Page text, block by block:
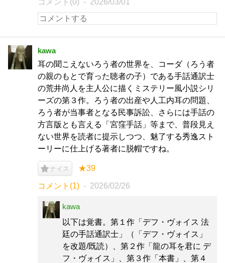
コメント(0) 2026/03/01
kawa
耳の聞こえないろう者の世界を、コーダ（ろう者
の親のもとで育った聴者の子）である手話通訳士
の荒井尚人を主人公に描くミステリー風小説シリ
ーズの第３作。ろう者の出産や人工内耳の問題、
ろう者が当事者となる民事訴訟、さらには手話の
方言版とも言える「宮窪手話」等まで、普段見え
ない世界を読者に提示しつつ、魅了する秀逸スト
ーリーに仕上げる著者に脱帽ですね。
ナイス ★39
コメント(1) 2026/02/26
kawa
以下は覚書。第１作「デフ・ヴォイス 法
廷の手話通訳士」（「デフ・ヴォイス」
を改題/既読）、第２作「龍の耳を君に デ
フ・ヴォイス」、第３作「本書」、第４